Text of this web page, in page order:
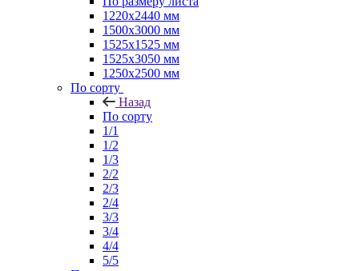
1220х2440 мм
1500х3000 мм
1525x1525 мм
1525х3050 мм
1250х2500 мм
По сорту
Назад
По сорту
1/1
1/2
1/3
2/2
2/3
2/4
3/3
3/4
4/4
5/5